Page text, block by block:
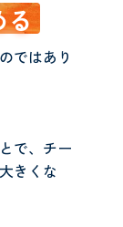
る
ではあり
で、チー
きくな